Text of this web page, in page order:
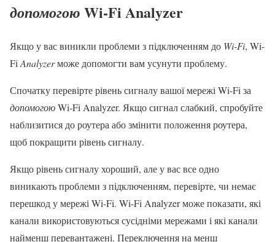
допомогою Wi-Fi Analyzer
Якщо у вас виникли проблеми з підключенням до Wi-Fi, Wi-
Fi Analyzerможе допомогти вам усунути проблему.
Спочатку перевірте рівень сигналу вашої мережі Wi-Fi за
допомогоюWi-Fi Analyzer. Якщо сигнал слабкий, спробуйте
наблизитися до роутера або змінити положення роутера,
щоб покращити рівень сигналу.
Якщо рівень сигналу хороший, але у вас все одно
виникають проблеми з підключенням, перевірте, чи немає
перешкод у мережі Wi-Fi. Wi-Fi Analyzer може показати, які
канали використовуються сусідніми мережами і які канали
найменш перевантажені. Переключення на менш